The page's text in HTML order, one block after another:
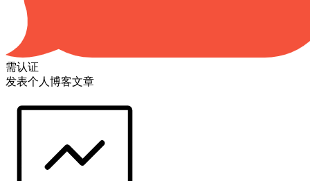
需认证
发表个人博客文章